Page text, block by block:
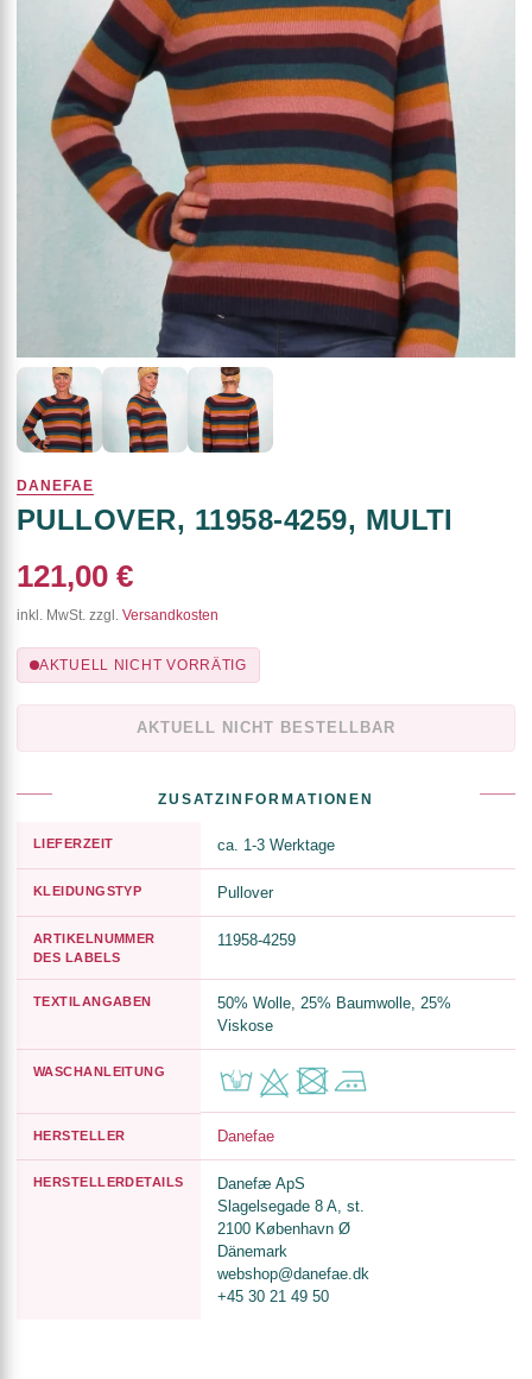
DANEFAE
PULLOVER, 11958-4259, MULTI
121,00 €
inkl. MwSt. zzgl. Versandkosten
AKTUELL NICHT VORRÄTIG
AKTUELL NICHT BESTELLBAR
ZUSATZINFORMATIONEN
LIEFERZEIT ca. 1-3 Werktage
KLEIDUNGSTYP Pullover
ARTIKELNUMMER
DES LABELS
11958-4259
TEXTILANGABEN
50% Wolle, 25% Baumwolle, 25%
Viskose
WASCHANLEITUNG
HERSTELLER Danefae
HERSTELLERDETAILS
Danefæ ApS
Slagelsegade 8 A, st.
2100 København Ø
Dänemark
webshop@danefae.dk
+45 30 21 49 50